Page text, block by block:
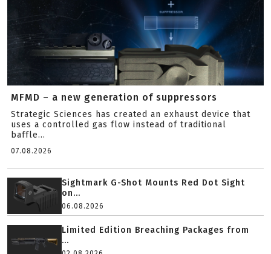
MFMD – a new generation of suppressors
Strategic Sciences has created an exhaust device that
uses a controlled gas flow instead of traditional
baffle...
07.08.2026
Sightmark G-Shot Mounts Red Dot Sight
on...
06.08.2026
Limited Edition Breaching Packages from
...